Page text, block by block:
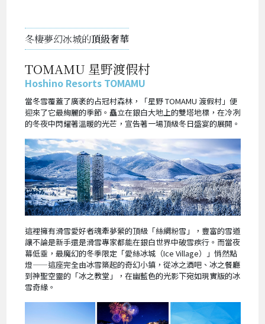
冬棲夢幻冰城的頂級奢華
TOMAMU 星野渡假村
Hoshino Resorts TOMAMU
當冬雪覆蓋了廣袤的占冠村森林，「星野 TOMAMU 渡假村」便
迎來了它最絢麗的季節。矗立在銀白大地上的雙塔地標，在冷冽
的冬夜中閃耀著溫暖的光芒，宣告著一場頂級冬日盛宴的展開。
這裡擁有滑雪愛好者魂牽夢縈的頂級「絲綢粉雪」，豐富的雪道
讓不論是新手還是滑雪專家都能在銀白世界中破雪疾行。而當夜
幕低垂，最魔幻的冬季限定「愛絲冰城（Ice Village）」悄然點
燈——這座完全由冰雪築起的奇幻小鎮，從冰之酒吧、冰之餐廳
到神聖空靈的「冰之教堂」，在幽藍色的光影下宛如現實版的冰
雪奇緣。